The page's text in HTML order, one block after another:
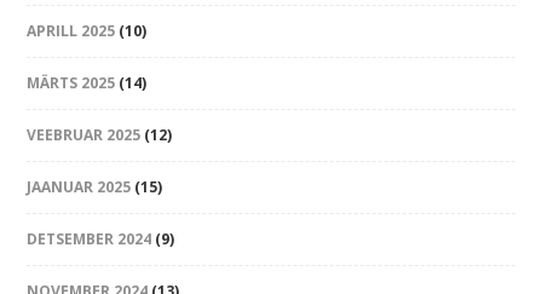
APRILL 2025 (10)
MÄRTS 2025 (14)
VEEBRUAR 2025 (12)
JAANUAR 2025 (15)
DETSEMBER 2024 (9)